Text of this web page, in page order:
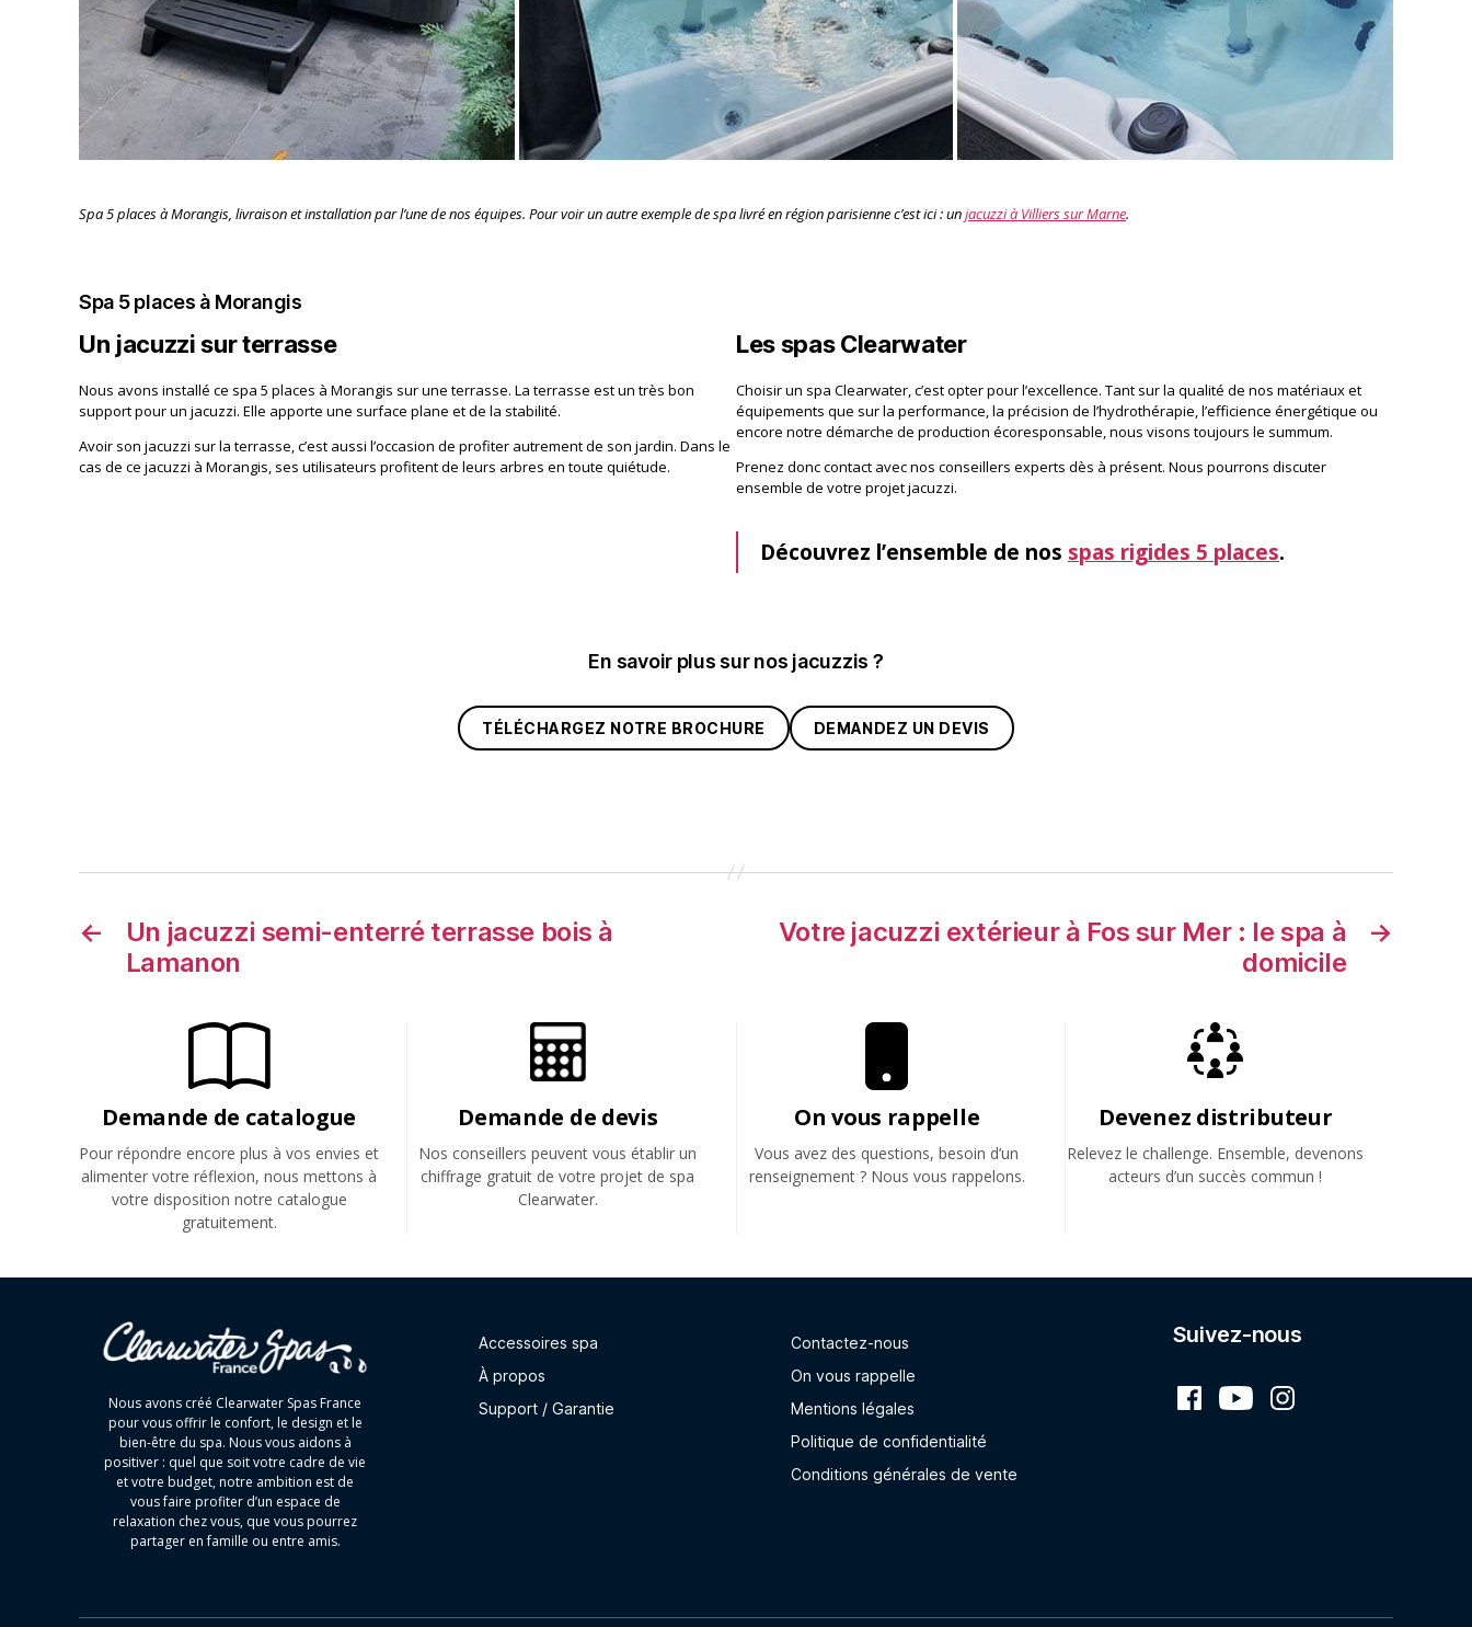
Spa 5 places à Morangis, livraison et installation par l’une de nos équipes. Pour voir un autre exemple de spa livré en région parisienne c’est ici : unjacuzzi à Villiers sur Marne.
Spa 5 places à Morangis
Un jacuzzi sur terrasse
Nous avons installé ce spa 5 places à Morangis sur une terrasse. La terrasse est un très bon
support pour un jacuzzi. Elle apporte une surface plane et de la stabilité.
Avoir son jacuzzi sur la terrasse, c’est aussi l’occasion de profiter autrement de son jardin. Dans le
cas de ce jacuzzi à Morangis, ses utilisateurs profitent de leurs arbres en toute quiétude.
Les spas Clearwater
Choisir un spa Clearwater, c’est opter pour l’excellence. Tant sur la qualité de nos matériaux et
équipements que sur la performance, la précision de l’hydrothérapie, l’efficience énergétique ou
encore notre démarche de production écoresponsable, nous visons toujours le summum.
Prenez donc contact avec nos conseillers experts dès à présent. Nous pourrons discuter
ensemble de votre projet jacuzzi.
Découvrez l’ensemble de nos spas rigides 5 places.
En savoir plus sur nos jacuzzis ?
TÉLÉCHARGEZ NOTRE BROCHURE DEMANDEZ UN DEVIS
←
Un jacuzzi semi-enterré terrasse bois à
Lamanon
→
Votre jacuzzi extérieur à Fos sur Mer : le spa à
domicile
Demande de catalogue
Pour répondre encore plus à vos envies et
alimenter votre réflexion, nous mettons à
votre disposition notre catalogue
gratuitement.
Demande de devis
Nos conseillers peuvent vous établir un
chiffrage gratuit de votre projet de spa
Clearwater.
On vous rappelle
Vous avez des questions, besoin d’un
renseignement ? Nous vous rappelons.
Devenez distributeur
Relevez le challenge. Ensemble, devenons
acteurs d’un succès commun !
Nous avons créé Clearwater Spas France
pour vous offrir le confort, le design et le
bien-être du spa. Nous vous aidons à
positiver : quel que soit votre cadre de vie
et votre budget, notre ambition est de
vous faire profiter d’un espace de
relaxation chez vous, que vous pourrez
partager en famille ou entre amis.
Accessoires spa
À propos
Support / Garantie
Contactez-nous
On vous rappelle
Mentions légales
Politique de confidentialité
Conditions générales de vente
Suivez-nous